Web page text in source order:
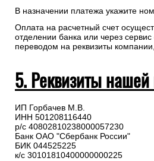
В назначении платежа укажите
Оплата на расчетный счет
отделении банка или через
переводом на реквизиты
5. Реквизиты
ИП Горбачев М.В.
ИНН 501208116440
р/с 40802810238000057230
Банк ОАО "Сбербанк России"
БИК 044525225
к/с 30101810400000000225